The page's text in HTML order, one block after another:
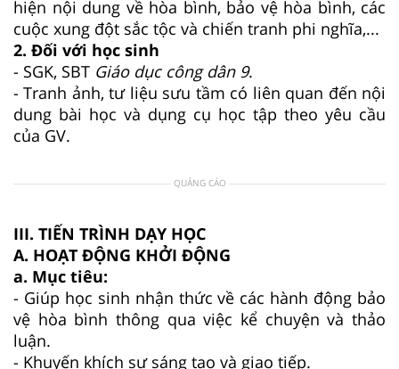
hiện nội dung về hòa bình, bảo vệ hòa bình, các
cuộc xung đột sắc tộc và chiến tranh phi nghĩa,...
2. Đối với học sinh
- SGK, SBT Giáo dục công dân 9.
- Tranh ảnh, tư liệu sưu tầm có liên quan đến nội
dung bài học và dụng cụ học tập theo yêu cầu
của GV.
QUẢNG CÁO
III. TIẾN TRÌNH DẠY HỌC
A. HOẠT ĐỘNG KHỞI ĐỘNG
a. Mục tiêu:
- Giúp học sinh nhận thức về các hành động bảo
vệ hòa bình thông qua việc kể chuyện và thảo
luận.
- Khuyến khích sự sáng tạo và giao tiếp.